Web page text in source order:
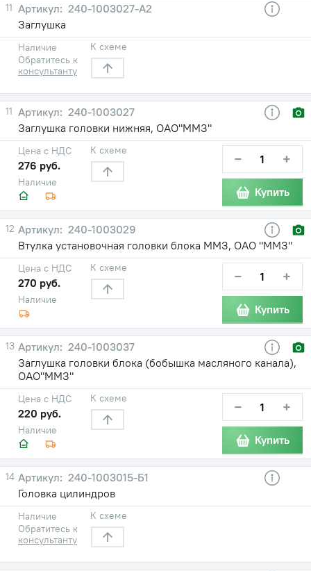
11
240-1003027-А2
Заглушка
Наличие
Обратитесь к
консультанту
К схеме
11
240-1003027
Заглушка головки нижняя, ОАО"ММЗ"
Наличие
Цена с НДС
276 руб.
К схеме − +
Купить
12
240-1003029
Втулка установочная головки блока ММЗ, ОАО "ММЗ"
Наличие
Цена с НДС
270 руб.
К схеме − +
Купить
13
240-1003037
Заглушка головки блока (бобышка масляного канала),
ОАО"ММЗ"
Наличие
Цена с НДС
220 руб.
К схеме − +
Купить
14
240-1003015-Б1
Головка цилиндров
Наличие
Обратитесь к
консультанту
К схеме